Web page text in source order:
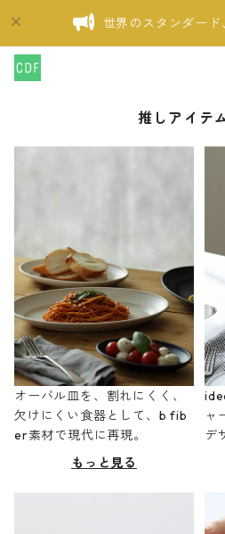
世界のスタンダー
推しアイテ
オーバル皿を、割れにくく、
欠けにくい食器として、b fib
er素材で現代に再現。
もっと見る
ャ
デ